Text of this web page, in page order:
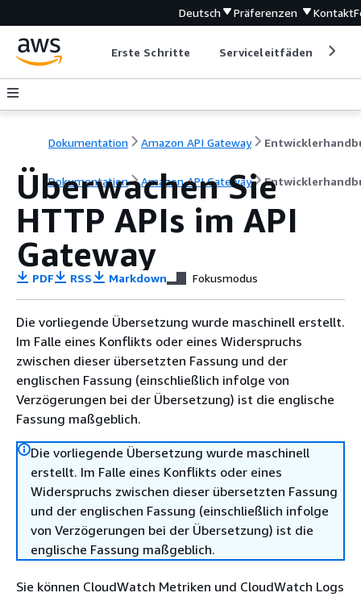
Deutsch Präferenzen Kontakt
Erste Schritte Serviceleitfäden
Dokumentation Amazon API Gateway
Dokumentation Amazon API Gateway
Überwachen Sie
HTTP APIs im API
Gateway
PDF RSS Markdown Fokusmodus
Die vorliegende Übersetzung wurde maschinell erstellt.
Im Falle eines Konflikts oder eines Widerspruchs
zwischen dieser übersetzten Fassung und der
englischen Fassung (einschließlich infolge von
Verzögerungen bei der Übersetzung) ist die englische
Fassung maßgeblich.
Die vorliegende Übersetzung wurde maschinell
erstellt. Im Falle eines Konflikts oder eines
Widerspruchs zwischen dieser übersetzten Fassung
und der englischen Fassung (einschließlich infolge
von Verzögerungen bei der Übersetzung) ist die
englische Fassung maßgeblich.
Sie können CloudWatch Metriken und CloudWatch Logs